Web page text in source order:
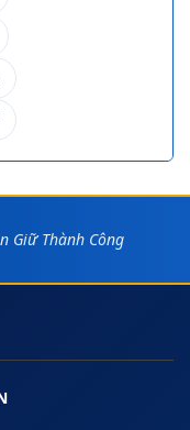
Giữ Thành Công